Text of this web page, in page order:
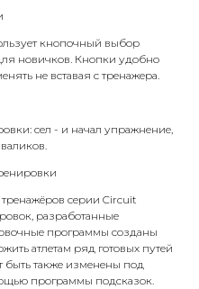
кнопочный выбор
новичков. Кнопки удобно
не вставая с тренажера.
сел - и начал упражнение,
серии Circuit
разработанные
программы созданы
атлетам ряд готовых путей
быть также изменены под
программы подсказок.